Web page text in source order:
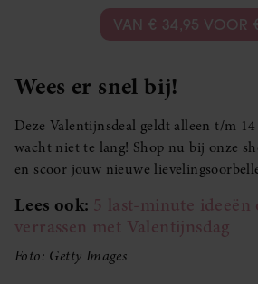
VAN € 34,95 VOOR
Wees er snel bij!
Deze Valentijnsdeal geldt alleen t/m
wacht niet te lang! Shop nu bij onze
en scoor jouw nieuwe
Lees ook: 5 last-minute
verrassen met Valentijnsdag
Foto: Getty Images